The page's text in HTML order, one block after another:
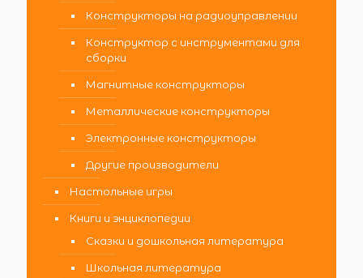
Конструкторы на радиоуправлении
Конструктор с инструментами для
сборки
Магнитные конструкторы
Металлические конструкторы
Электронные конструкторы
Другие производители
Настольные игры
Книги и энциклопедии
Сказки и дошкольная литература
Школьная литература